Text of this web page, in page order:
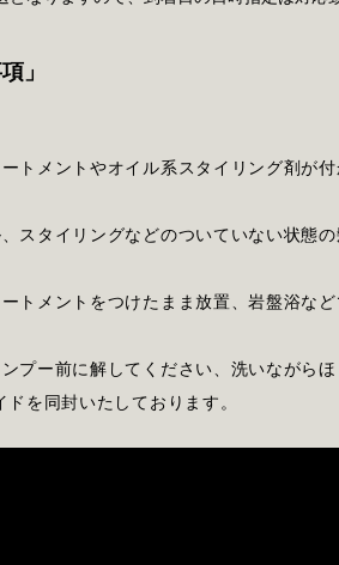
」
トメントやオイル系スタイリング剤が
スタイリングなどのついていない状態の
トメントをつけたまま放置、岩盤浴な
プー前に解してください、洗いながら
を同封いたしております。